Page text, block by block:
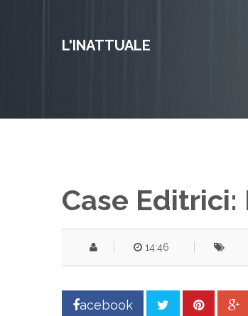
L'INATTUALE
Case Editrici:
14:46
acebook